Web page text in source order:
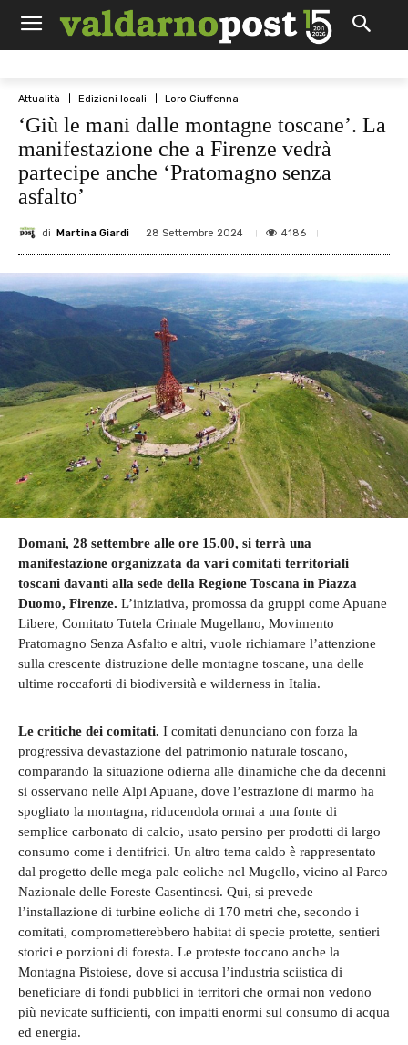
Attualità Edizioni locali Loro Ciuffenna
‘Giù le mani dalle montagne toscane’. La
manifestazione che a Firenze vedrà
partecipe anche ‘Pratomagno senza
asfalto’
di Martina Giardi 28 Settembre 2024 4186
Domani, 28 settembre alle ore 15.00, si terrà una
manifestazione organizzata da vari comitati territoriali
toscani davanti alla sede della Regione Toscana in Piazza
Duomo, Firenze. L’iniziativa, promossa da gruppi come Apuane
Libere, Comitato Tutela Crinale Mugellano, Movimento
Pratomagno Senza Asfalto e altri, vuole richiamare l’attenzione
sulla crescente distruzione delle montagne toscane, una delle
ultime roccaforti di biodiversità e wilderness in Italia.
Le critiche dei comitati. I comitati denunciano con forza la
progressiva devastazione del patrimonio naturale toscano,
comparando la situazione odierna alle dinamiche che da decenni
si osservano nelle Alpi Apuane, dove l’estrazione di marmo ha
spogliato la montagna, riducendola ormai a una fonte di
semplice carbonato di calcio, usato persino per prodotti di largo
consumo come i dentifrici. Un altro tema caldo è rappresentato
dal progetto delle mega pale eoliche nel Mugello, vicino al Parco
Nazionale delle Foreste Casentinesi. Qui, si prevede
l’installazione di turbine eoliche di 170 metri che, secondo i
comitati, comprometterebbero habitat di specie protette, sentieri
storici e porzioni di foresta. Le proteste toccano anche la
Montagna Pistoiese, dove si accusa l’industria sciistica di
beneficiare di fondi pubblici in territori che ormai non vedono
più nevicate sufficienti, con impatti enormi sul consumo di acqua
ed energia.